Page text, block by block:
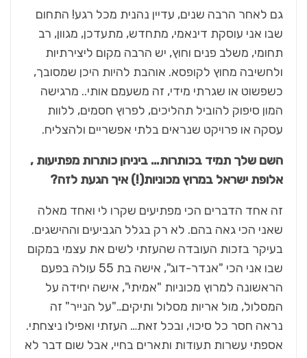
גם לאחר הרבה שנים, עדיין נהנית מכל רגע! התחום
שבו אני עוסקת דינאמי, מתחדש, מתעדכן, מגוון, רב
תחומי, משלב פנים וחוץ, יש הרבה מקום ליצירתיות
ולחשיבה מחוץ לקופסא. אוהבת להיות היכן שמסובך,
כשפשוט או שגרתי מידי, זה משעמם אותי.. מרגישה
המון סיפוק להוביל תהליכים, לפרוץ חסמים, ללוות
עסקה או פרויקט שנראים בלתי אפשריים ולהצליח.
השם שלך תמיד בכותרות… ביניהן כותרות מפתיעות ,
אלופת ישראל במרוץ מכוניות(!) איך הגעת לזה?
זה אחד הדברים הכי מפתיעים שקרו לי ואחד מאלה
שאני הכי גאה בהם. לא רק בגלל הגביעים וההישגים.
בעיקר בזכות העובדה שהעזתי לשים את עצמי במקום
שבו אני הכי "אנדר-דוג", אישה בת 55 עולה בפעם
הראשונה למרוץ מכוניות "אמיתי", אישה יחידה על
המסלול, מול אריות מסלול ותיקים…"על הנייר" זה
נראה חסר כל סיכוי, ובכל זאת… העזתי ואפילו ניצחתי.
אספתי עשרות תעודות ותארים בחיי, אבל שום דבר לא